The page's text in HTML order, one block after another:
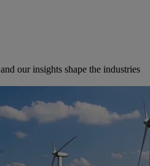
our insights shape the industries